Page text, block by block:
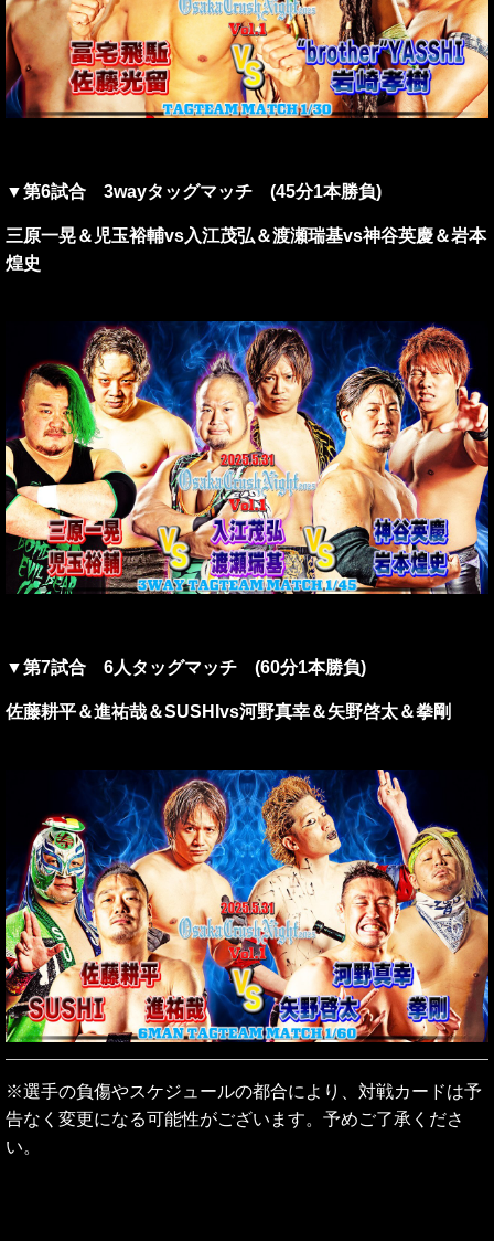
▼第6試合 3wayタッグマッチ (45分1本勝負)
三原一晃＆児玉裕輔vs入江茂弘＆渡瀬瑞基vs神谷英慶＆岩本
煌史
▼第7試合 6人タッグマッチ (60分1本勝負)
佐藤耕平＆進祐哉＆SUSHIvs河野真幸＆矢野啓太＆拳剛
※選手の負傷やスケジュールの都合により、対戦カードは予
告なく変更になる可能性がございます。予めご了承くださ
い。